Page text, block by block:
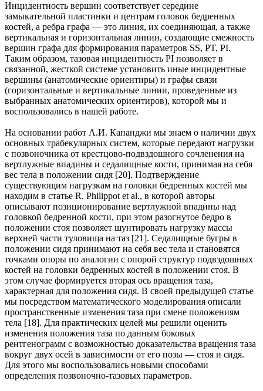
Инцидентность вершин соответствует середине
замыкательной пластинки и центрам головок бедренных
костей, а ребра графа — это линия, их соединяющая, а также
вертикальная и горизонтальная линии, создающие смежность
вершин графа для формирования параметров SS, PT, PI.
Таким образом, тазовая инцидентность PI позволяет в
связанной, жесткой системе установить иные инцидентные
вершины (анатомические ориентиры) и графы связи
(горизонтальные и вертикальные линии, проведенные из
выбранных анатомических ориентиров), которой мы и
воспользовались в нашей работе.
На основании работ А.И. Капанджи мы знаем о наличии двух
основных трабекулярных систем, которые передают нагрузки
с позвоночника от крестцово-подвздошного сочленения на
вертлужные впадины и седалищные кости, принимая на себя
вес тела в положении сидя [20]. Подтверждение
существующим нагрузкам на головки бедренных костей мы
находим в статье R. Philippot et al., в которой авторы
описывают позиционирование вертлужной впадины над
головкой бедренной кости, при этом разогнутое бедро в
положении стоя позволяет шунтировать нагрузку массы
верхней части туловища на таз [21]. Седалищные бугры в
положении сидя принимают на себя вес тела и становятся
точками опоры по аналогии с опорой структур подвздошных
костей на головки бедренных костей в положении стоя. В
этом случае формируется вторая ось вращения таза,
характерная для положения сидя. В своей предыдущей статье
мы посредством математического моделирования описали
пространственные изменения таза при смене положениям
тела [18]. Для практических целей мы решили оценить
изменения положения таза по данным боковых
рентгенограмм с возможностью доказательства вращения таза
вокруг двух осей в зависимости от его позы — стоя и сидя.
Для этого мы воспользовались новыми способами
определения позвоночно-тазовых параметров.